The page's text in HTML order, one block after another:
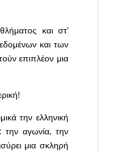
και στ’
και των
επιπλέον μια
την ελληνική
την αγωνία, την
μια σκληρή